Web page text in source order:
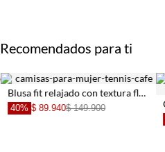
Recomendados para ti
Blusa fit relajado con textura floral en verde menta para mujer
40% $ 89.940$ 149.900